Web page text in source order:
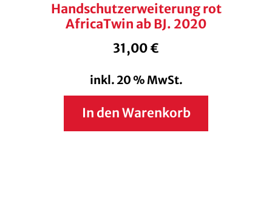
Handschutzerweiterung rot
AfricaTwin ab BJ. 2020
31,00€
inkl. 20 % MwSt.
In den Warenkorb